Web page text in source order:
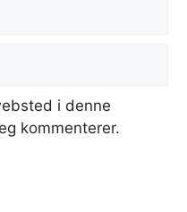
i denne
kommenterer.